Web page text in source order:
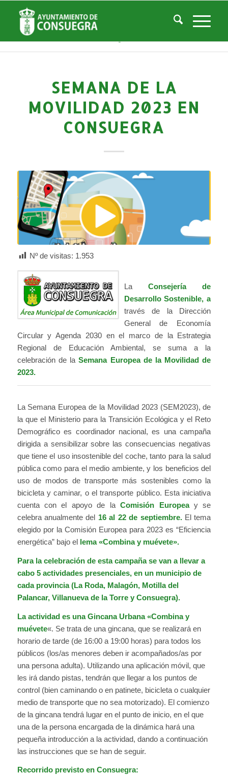
Noticias
Usted está aquí: Inicio / Noticias Cultura /
Actividades culturales y educativas
SEMANA DE LA
MOVILIDAD 2023 EN
CONSUEGRA
Nº de visitas: 1.953
La Consejería de
Desarrollo Sostenible, a
través de la Dirección
General de Economía
Circular y Agenda 2030 en el marco de la Estrategia
Regional de Educación Ambiental, se suma a la
celebración de laSemana Europea de la Movilidad de
2023.
La Semana Europea de la Movilidad 2023 (SEM2023), de
la que el Ministerio para la Transición Ecológica y el Reto
Demográfico es coordinador nacional, es una campaña
dirigida a sensibilizar sobre las consecuencias negativas
que tiene el uso insostenible del coche, tanto para la salud
pública como para el medio ambiente, y los beneficios del
uso de modos de transporte más sostenibles como la
bicicleta y caminar, o el transporte público. Esta iniciativa
cuenta con el apoyo de laComisión Europeay se
celebra anualmente del 16 al 22 de septiembre.El tema
elegido por la Comisión Europea para 2023 es “Eficiencia
energética” bajo el lema «Combina y muévete».
Para la celebración de esta campaña se van a llevar a
cabo 5 actividades presenciales, en un municipio de
cada provincia (La Roda, Malagón, Motilla del
Palancar, Villanueva de la Torre y Consuegra).
La actividad es una Gincana Urbana «Combina y
muévete«. Se trata de una gincana, que se realizará en
horario de tarde (de 16:00 a 19:00 horas) para todos los
públicos (los/as menores deben ir acompañados/as por
una persona adulta). Utilizando una aplicación móvil, que
les irá dando pistas, tendrán que llegar a los puntos de
control (bien caminando o en patinete, bicicleta o cualquier
medio de transporte que no sea motorizado). El comienzo
de la gincana tendrá lugar en el punto de inicio, en el que
una de la persona encargada de la dinámica hará una
pequeña introducción a la actividad, dando a continuación
las instrucciones que se han de seguir.
Recorrido previsto en Consuegra: